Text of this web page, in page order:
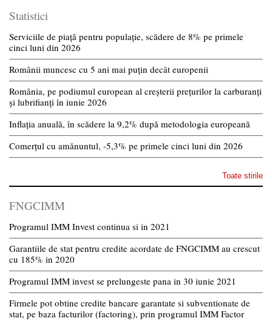
Statistici
Serviciile de piață pentru populație, scădere de 8% pe primele
cinci luni din 2026
Românii muncesc cu 5 ani mai puțin decât europenii
România, pe podiumul european al creșterii prețurilor la carburanți
și lubrifianți în iunie 2026
Inflația anuală, în scădere la 9,2% după metodologia europeană
Comerțul cu amănuntul, -5,3% pe primele cinci luni din 2026
Toate stirile
FNGCIMM
Programul IMM Invest continua si in 2021
Garantiile de stat pentru credite acordate de FNGCIMM au crescut
cu 185% in 2020
Programul IMM invest se prelungeste pana in 30 iunie 2021
Firmele pot obtine credite bancare garantate si subventionate de
stat, pe baza facturilor (factoring), prin programul IMM Factor